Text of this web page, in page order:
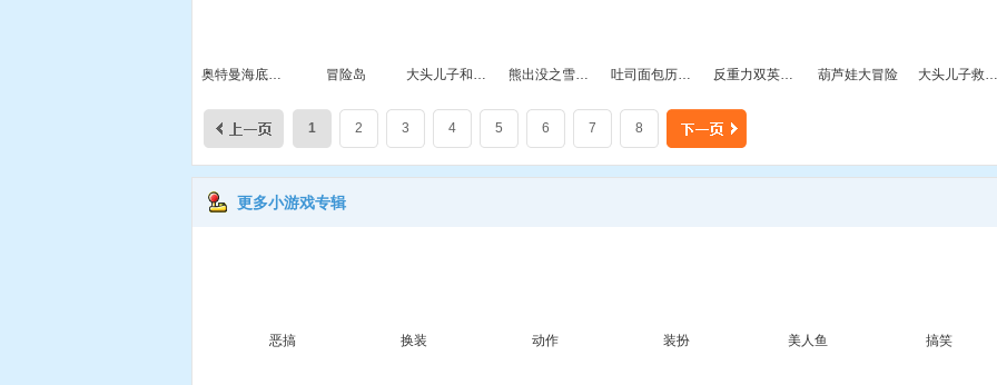
奥特曼海底大闯关 冒险岛 大头儿子和小头爸爸3 熊出没之雪岭熊风 吐司面包历险记2 反重力双英中文版 葫芦娃大冒险 大头儿子救老爸5
1 2 3 4 5 6 7 8
更多小游戏专辑
恶搞 换装 动作 装扮 美人鱼 搞笑